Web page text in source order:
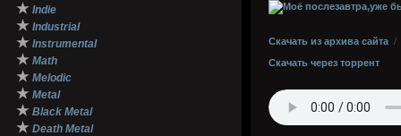
★ Indie
★ Industrial
★ Instrumental
★ Math
★ Melodic
★ Metal
★ Black Metal
★ Death Metal
Скачать из архива сайта /
Скачать через торрент